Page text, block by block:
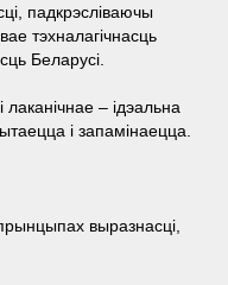
падкрэсліваючы
тэхналагічнасць
Беларусі.
– ідэальна
і запамінаецца.
выразнасці,